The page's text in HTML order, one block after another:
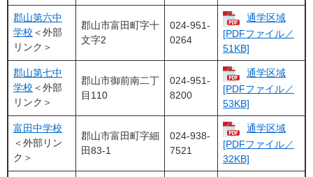
郡山第六中
学校 ＜外部
リンク＞
郡山市富田町字十
文字2
024-951-
0264
通学区域
[PDFファイル／
51KB]
郡山第七中
学校 ＜外部
リンク＞
郡山市御前南二丁
目110
024-951-
8200
通学区域
[PDFファイル／
53KB]
富田中学校
＜外部リン
ク＞
郡山市富田町字細
田83-1
024-938-
7521
通学区域
[PDFファイル／
32KB]